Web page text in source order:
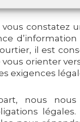
vous constatez
d’information
il est
orienter
exigences
nous nous
légales.